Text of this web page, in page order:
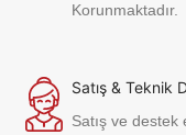
Korunmaktadır.
Satış & Teknik
Satış ve destek